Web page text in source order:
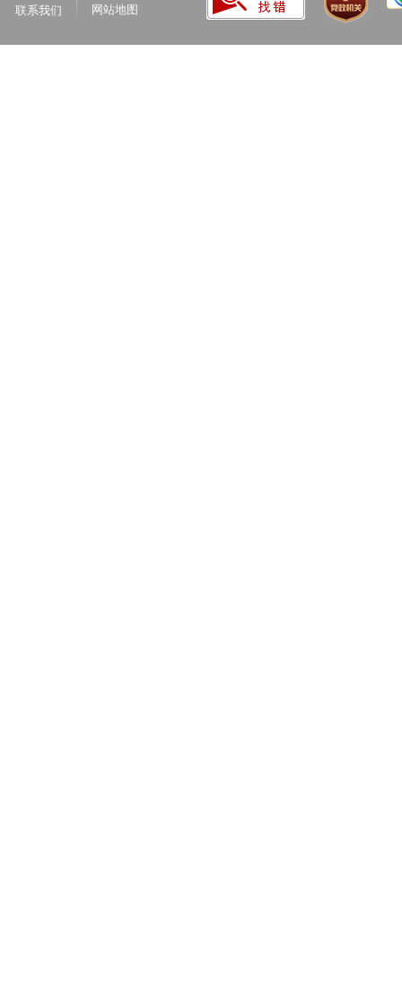
联系我们 网站地图